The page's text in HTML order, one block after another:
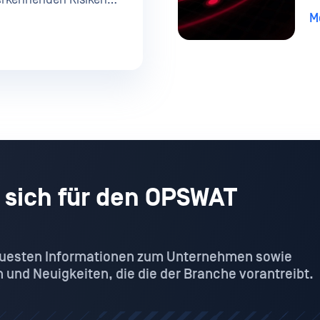
versteckt
für den OPSWAT
Informationen zum Unternehmen sowie
Neuigkeiten, die die der Branche vorantreibt.